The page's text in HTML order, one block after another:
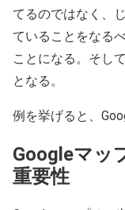
てるのではなく、
ていることをなる
ことになる。そし
となる。
例を挙げると、
Googleマッ
重要性